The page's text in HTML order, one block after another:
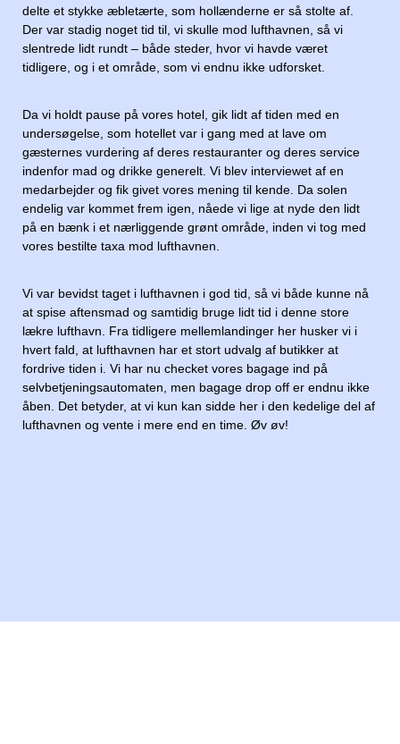
delte et stykke æbletærte, som hollænderne er så stolte af.
Der var stadig noget tid til, vi skulle mod lufthavnen, så vi
slentrede lidt rundt – både steder, hvor vi havde været
tidligere, og i et område, som vi endnu ikke udforsket.
Da vi holdt pause på vores hotel, gik lidt af tiden med en
undersøgelse, som hotellet var i gang med at lave om
gæsternes vurdering af deres restauranter og deres service
indenfor mad og drikke generelt. Vi blev interviewet af en
medarbejder og fik givet vores mening til kende. Da solen
endelig var kommet frem igen, nåede vi lige at nyde den lidt
på en bænk i et nærliggende grønt område, inden vi tog med
vores bestilte taxa mod lufthavnen.
Vi var bevidst taget i lufthavnen i god tid, så vi både kunne nå
at spise aftensmad og samtidig bruge lidt tid i denne store
lækre lufthavn. Fra tidligere mellemlandinger her husker vi i
hvert fald, at lufthavnen har et stort udvalg af butikker at
fordrive tiden i. Vi har nu checket vores bagage ind på
selvbetjeningsautomaten, men bagage drop off er endnu ikke
åben. Det betyder, at vi kun kan sidde her i den kedelige del af
lufthavnen og vente i mere end en time. Øv øv!